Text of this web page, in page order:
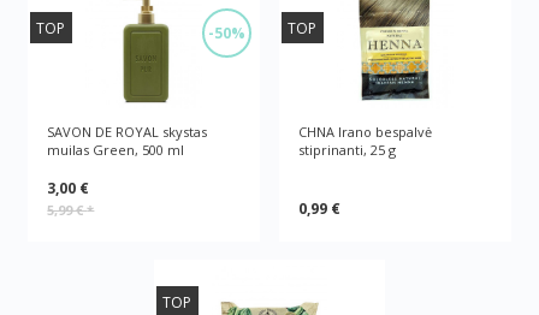
-50%
TOP
SAVON DE ROYAL skystas
muilas Green, 500 ml
3,00 €
5,99 €*
TOP
CHNA Irano bespalvė
stiprinanti, 25 g
0,99 €
TOP